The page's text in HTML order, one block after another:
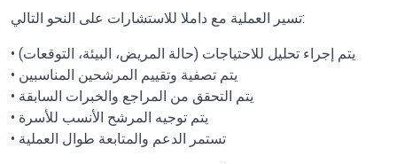
تسير العملية مع داملا للاستشارات على النحو التالي:
• يتم إجراء تحليل للاحتياجات (حالة المريض، البيئة، التوقعات)
• يتم تصفية وتقييم المرشحين المناسبين
• يتم التحقق من المراجع والخبرات السابقة
• يتم توجيه المرشح الأنسب للأسرة
• تستمر الدعم والمتابعة طوال العملية